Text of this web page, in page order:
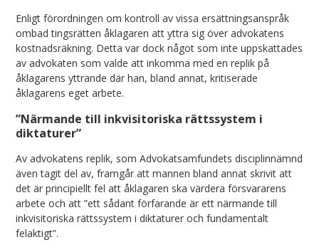
Enligt förordningen om kontroll av vissa ersättningsanspråk
ombad tingsrätten åklagaren att yttra sig över advokatens
kostnadsräkning. Detta var dock något som inte uppskattades
av advokaten som valde att inkomma med en replik på
åklagarens yttrande där han, bland annat, kritiserade
åklagarens eget arbete.
”Närmande till inkvisitoriska rättssystem i
diktaturer”
Av advokatens replik, som Advokatsamfundets disciplinnämnd
även tagit del av, framgår att mannen bland annat skrivit att
det är principiellt fel att åklagaren ska värdera försvararens
arbete och att ”ett sådant förfarande är ett närmande till
inkvisitoriska rättssystem i diktaturer och fundamentalt
felaktigt”.